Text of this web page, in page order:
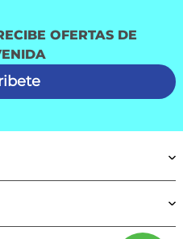
OFERTAS DE